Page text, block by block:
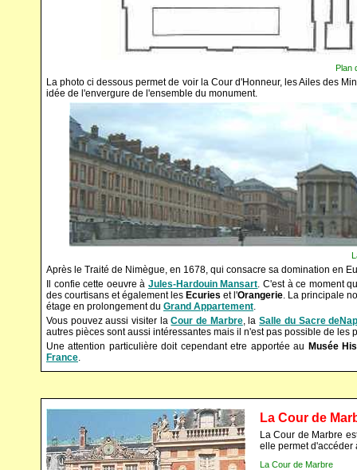
Plan
La photo ci dessous permet de voir la Cour d'Honneur, les Ailes des
idée de l'envergure de l'ensemble du monument.
Après le Traité de Nimègue, en 1678, qui consacre sa domination en
Il confie cette oeuvre à Jules-Hardouin Mansart . C'est à ce moment
des courtisans et également lesEcuries et l'Orangerie . La principale
étage en prolongement du Grand Appartement
Vous pouvez aussi visiter laCour de Marbre, laSalle du Sacre
autres pièces sont aussi intéressantes mais il n'est pas possible de les
Une attention particulière doit cependant etre apportée au Musée
France
La Cour de
La Cour de Marbre
elle permet d'accéder
La Cour de Marbre